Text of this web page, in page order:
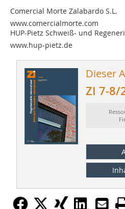
Comercial Morte Zalabardo S.L.
www.comercialmorte.com
HUP-Pietz Schweiß- und
www.hup-pietz.de
Dieser
ZI 7-8/